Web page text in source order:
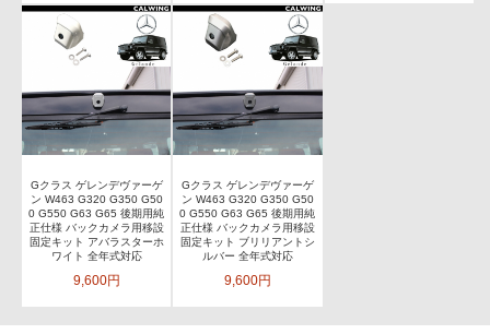
Gクラス ゲレンデヴァーゲ
ン W463 G320 G350 G50
0 G550 G63 G65 後期用純
正仕様 バックカメラ用移設
固定キット アバラスターホ
ワイト 全年式対応
9,600円
Gクラス ゲレンデヴァーゲ
ン W463 G320 G350 G50
0 G550 G63 G65 後期用純
正仕様 バックカメラ用移設
固定キット ブリリアントシ
ルバー 全年式対応
9,600円